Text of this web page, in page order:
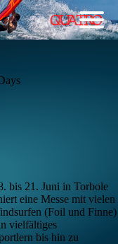
bis 21. Juni in Torbole
eine Messe mit vielen
(Foil und Finne)
vielfältiges
bis hin zu